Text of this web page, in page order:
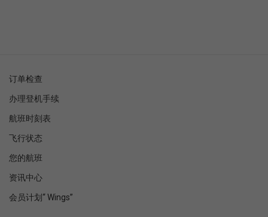
订单检查
办理登机手续
航班时刻表
飞行状态
您的航班
资讯中心
会员计划“ Wings”